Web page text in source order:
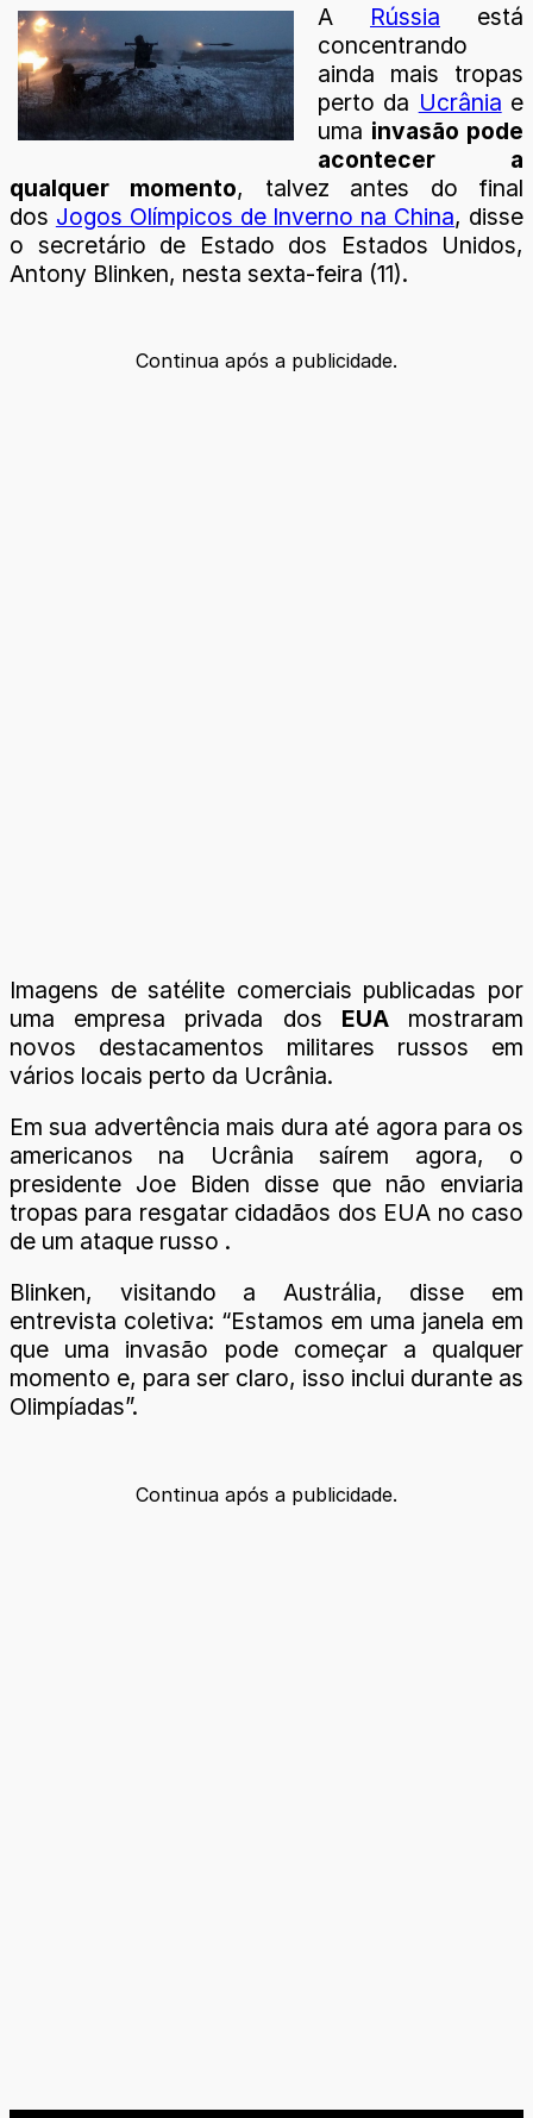
A Rússia está
concentrando
ainda mais tropas
perto da Ucrânia e
uma invasão pode
acontecer a
qualquer momento, talvez antes do final
dos Jogos Olímpicos de Inverno na China, disse
o secretário de Estado dos Estados Unidos,
Antony Blinken, nesta sexta-feira (11).
Continua após a publicidade.
Imagens de satélite comerciais publicadas por
uma empresa privada dos EUAmostraram
novos destacamentos militares russos em
vários locais perto da Ucrânia.
Em sua advertência mais dura até agora para os
americanos na Ucrânia saírem agora, o
presidente Joe Biden disse que não enviaria
tropas para resgatar cidadãos dos EUA no caso
de um ataque russo .
Blinken, visitando a Austrália, disse em
entrevista coletiva: “Estamos em uma janela em
que uma invasão pode começar a qualquer
momento e, para ser claro, isso inclui durante as
Olimpíadas”.
Continua após a publicidade.